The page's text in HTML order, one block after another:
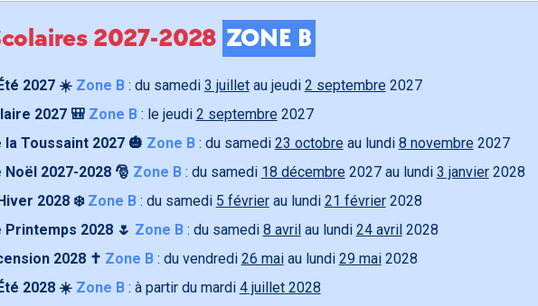
2027-2028 ZONE B
2027 ☀️ Zone B: du samedi 3 juilletau jeudi 2 septembre 2027
2027 🎒 Zone B: le jeudi 2 septembre 2027
Toussaint 2027 🎃 Zone B: du samedi 23 octobre au lundi 8 novembre 2027
2027-2028 🎅 Zone B: du samedi 18 décembre 2027 au lundi 3 janvier2028
2028 ❄️ Zone B: du samedi 5 févrierau lundi 21 février2028
2028 🌷 Zone B: du samedi 8 avril au lundi 24 avril 2028
2028 ✝️ Zone B: du vendredi 26 maiau lundi 29 mai2028
2028 ☀️ Zone B: à partir du mardi 4 juillet 2028